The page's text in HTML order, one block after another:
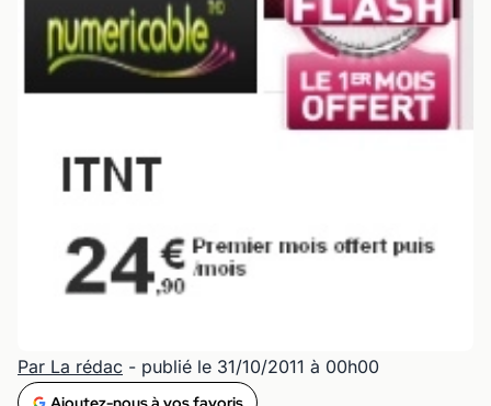
Par La rédac - publié le 31/10/2011 à 00h00